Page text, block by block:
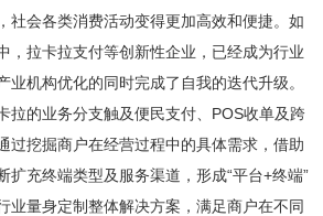
社会各类消费活动变得更加高效和便捷。如
，拉卡拉支付等创新性企业，已经成为行业
业机构优化的同时完成了自我的迭代升级。
拉的业务分支触及便民支付、POS收单及跨
过挖掘商户在经营过程中的具体需求，借助
扩充终端类型及服务渠道，形成“平台+终端”
业量身定制整体解决方案，满足商户在不同